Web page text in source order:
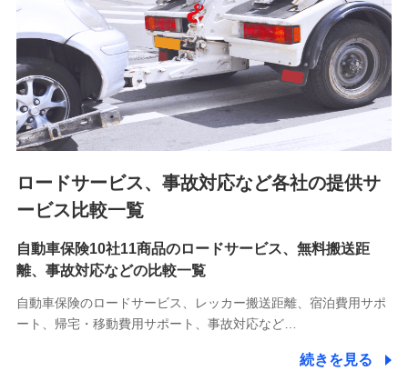
退職関連処理等の各種手続きのため、当社と従業員または従
業員同士の連絡のため
8.取引先個人情報
取引先としての選定業務、営業情報の提供業務、契約締結手
続き業務、取引管理業務、およびこれらに準ずる業務の遂行
のため
9.お問い合わせ情報
各種お問い合わせに対応するため
10.受託業務の 個人情報
受託業務の遂行およびこれらに準ずる業務の遂行のため
11.マイカー通勤管理クラウド並びに法人向けASPサー
ロードサービス、事故対応など各社の提供サ
ービス比較一覧
自動車保険10社11商品のロードサービス、無料搬送距
離、事故対応などの比較一覧
自動車保険のロードサービス、レッカー搬送距離、宿泊費用サポ
ート、帰宅・移動費用サポート、事故対応など…
続きを見る